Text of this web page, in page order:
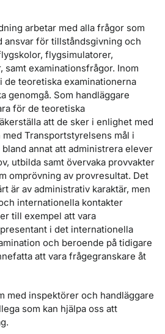
arbetar med alla frågor som
ansvar för tillståndsgivning och
flygsimulatorer,
samt examinationsfrågor. Inom
de teoretiska examinationerna
genomgå. Som handläggare
för de teoretiska
att de sker i enlighet med
Transportstyrelsens mål i
annat att administrera elever
utbilda samt övervaka provvakter
omprövning av provresultat. Det
är av administrativ karaktär, men
internationella kontakter
till exempel att vara
i det internationella
och beroende på tidigare
att vara frågegranskare åt
med inspektörer och handläggare
som kan hjälpa oss att